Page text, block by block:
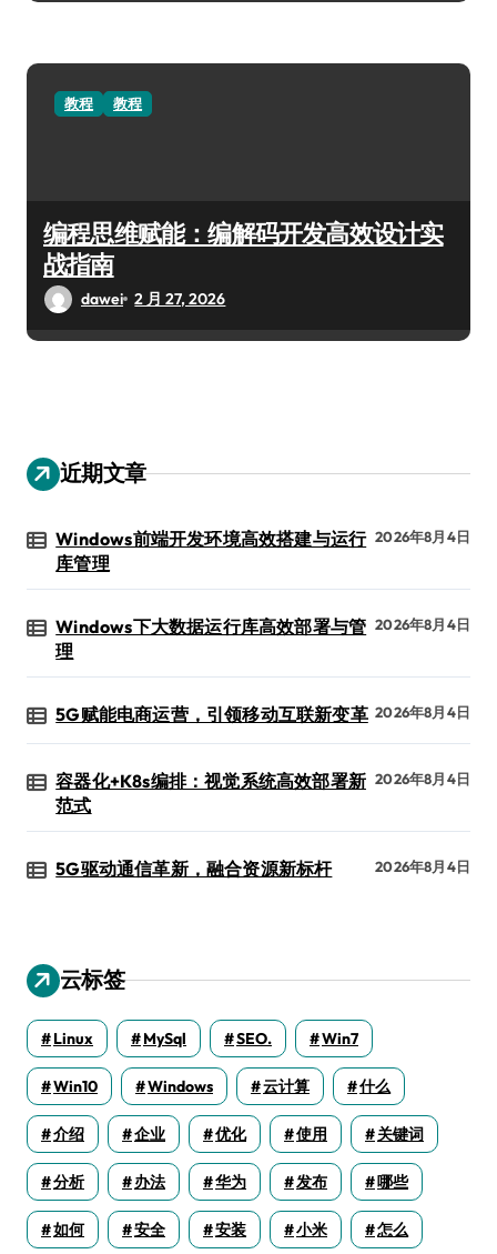
教程 教程
编程思维赋能：编解码开发高效设计实
战指南
dawei 2 月 27, 2026
近期文章
Windows前端开发环境高效搭建与运行
库管理
2026年8月4日
Windows下大数据运行库高效部署与管
理
2026年8月4日
5G赋能电商运营，引领移动互联新变革 2026年8月4日
容器化+K8s编排：视觉系统高效部署新
范式
2026年8月4日
5G驱动通信革新，融合资源新标杆 2026年8月4日
云标签
Linux MySql SEO. Win7
Win10 Windows 云计算 什么
介绍 企业 优化 使用 关键词
分析 办法 华为 发布 哪些
如何 安全 安装 小米 怎么